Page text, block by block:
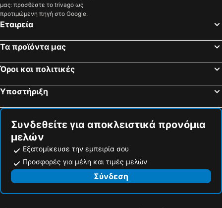
I Lanna House
Nature Boutique Hotel @ Chiangmai
The Guest Chang Moi Boutique Hotel
Sumittaya Chiangmai Hotel
SK House 2
μας: προσθέστε το trivago ως
προτιμώμενη πηγή στο Google.
Εταιρεία
Τα προϊόντα μας
Όροι και πολιτικές
Υποστήριξη
Συνδεθείτε για αποκλειστικά προνόμια
μελών
Εξατομίκευσε την εμπειρία σου
Προσφορές για μέλη και τιμές μελών
Σύνδεση